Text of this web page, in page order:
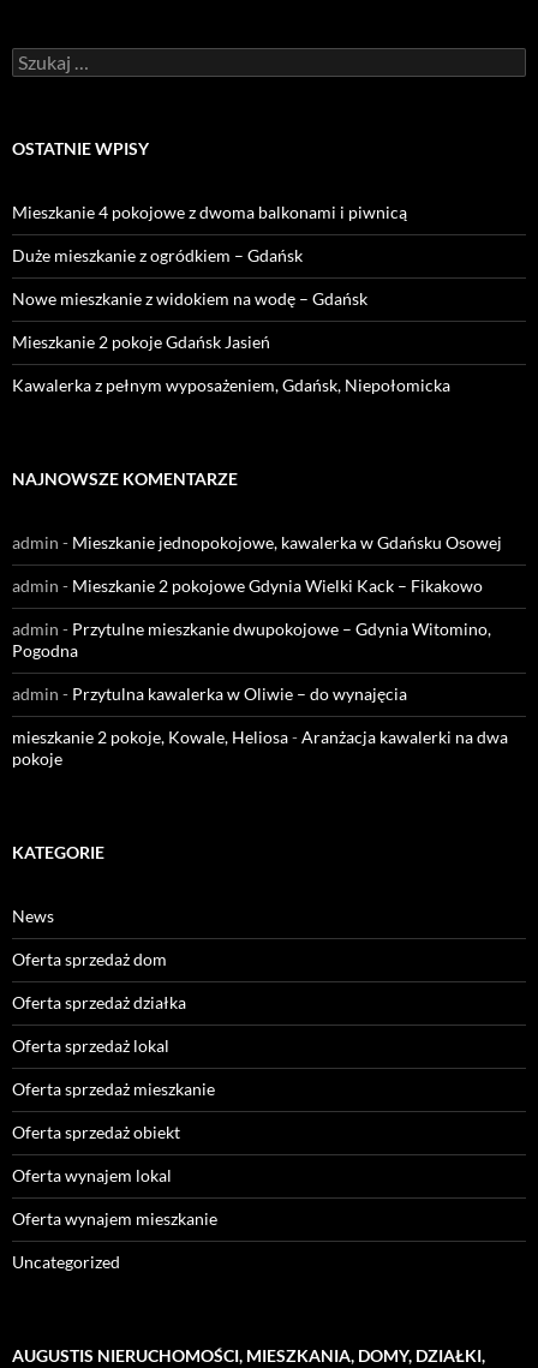
Szukaj:
OSTATNIE WPISY
Mieszkanie 4 pokojowe z dwoma balkonami i piwnicą
Duże mieszkanie z ogródkiem – Gdańsk
Nowe mieszkanie z widokiem na wodę – Gdańsk
Mieszkanie 2 pokoje Gdańsk Jasień
Kawalerka z pełnym wyposażeniem, Gdańsk, Niepołomicka
NAJNOWSZE KOMENTARZE
admin - Mieszkanie jednopokojowe, kawalerka w Gdańsku Osowej
admin - Mieszkanie 2 pokojowe Gdynia Wielki Kack – Fikakowo
admin - Przytulne mieszkanie dwupokojowe – Gdynia Witomino,
Pogodna
admin - Przytulna kawalerka w Oliwie – do wynajęcia
mieszkanie 2 pokoje, Kowale, Heliosa-Aranżacja kawalerki na dwa
pokoje
KATEGORIE
News
Oferta sprzedaż dom
Oferta sprzedaż działka
Oferta sprzedaż lokal
Oferta sprzedaż mieszkanie
Oferta sprzedaż obiekt
Oferta wynajem lokal
Oferta wynajem mieszkanie
Uncategorized
AUGUSTIS NIERUCHOMOŚCI, MIESZKANIA, DOMY, DZIAŁKI,